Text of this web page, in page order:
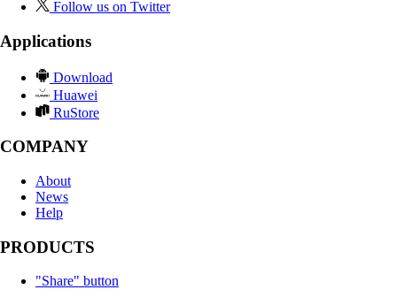
Follow us on Twitter
Applications
Download
Huawei
RuStore
COMPANY
About
News
Help
PRODUCTS
"Share" button